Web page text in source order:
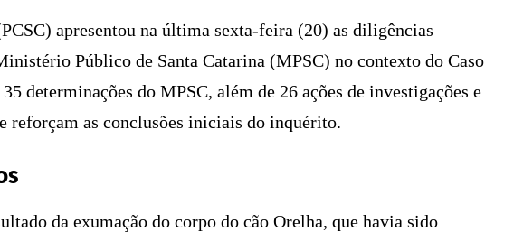
apresentou na última sexta-feira (20) as diligências
Público de Santa Catarina (MPSC) no contexto do Caso
determinações do MPSC, além de 26 ações de investigações e
reforçam as conclusões iniciais do inquérito.
da exumação do corpo do cão Orelha, que havia sido